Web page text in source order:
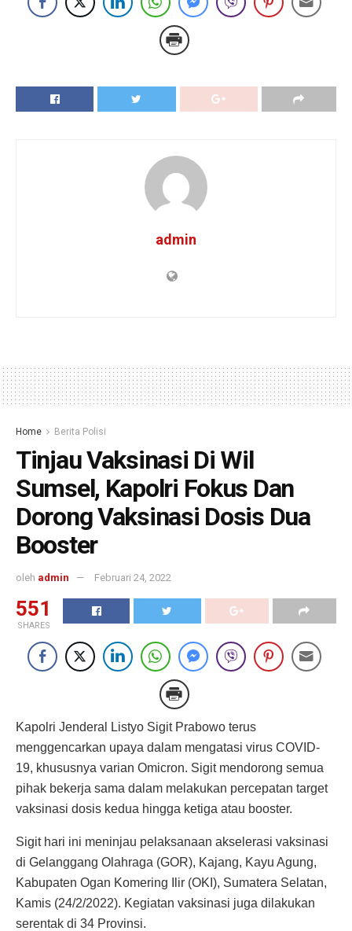
admin
Home Berita Polisi
Tinjau Vaksinasi Di Wil
Sumsel, Kapolri Fokus Dan
Dorong Vaksinasi Dosis Dua
Booster
oleh admin Februari 24, 2022
551
SHARES
Kapolri Jenderal Listyo Sigit Prabowo terus
menggencarkan upaya dalam mengatasi virus COVID-
19, khususnya varian Omicron. Sigit mendorong semua
pihak bekerja sama dalam melakukan percepatan target
vaksinasi dosis kedua hingga ketiga atau booster.
Sigit hari ini meninjau pelaksanaan akselerasi vaksinasi
di Gelanggang Olahraga (GOR), Kajang, Kayu Agung,
Kabupaten Ogan Komering Ilir (OKI), Sumatera Selatan,
Kamis (24/2/2022). Kegiatan vaksinasi juga dilakukan
serentak di 34 Provinsi.